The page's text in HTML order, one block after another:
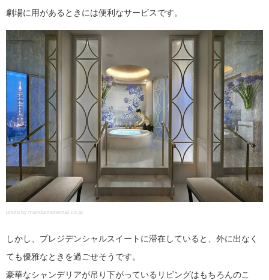
劇場に用があるときには便利なサービスです。
photo by mandarinoriental.co.jp
しかし、プレジデンシャルスイートに滞在していると、外に出なく
ても優雅なときを過ごせそうです。
豪華なシャンデリアが吊り下がっているリビングはもちろんのこ